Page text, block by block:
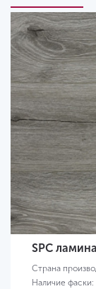
SPC
Страна
Наличие фаски: